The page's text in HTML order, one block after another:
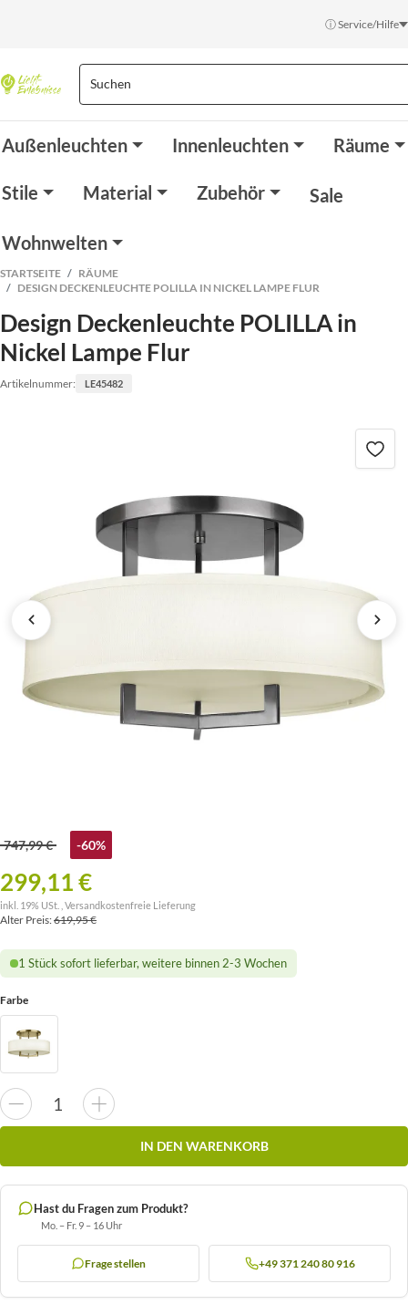
ⓘ Service/Hilfe
Außenleuchten Innenleuchten Räume
Stile Material Zubehör Sale
Wohnwelten
STARTSEITE
RÄUME
DESIGN DECKENLEUCHTE POLILLA IN NICKEL LAMPE FLUR
Design Deckenleuchte POLILLA in
Nickel Lampe Flur
Artikelnummer: LE45482
747,99 € -60%
299,11 €
inkl. 19% USt. , Versandkostenfreie Lieferung
Alter Preis:619,95 €
1 Stück sofort lieferbar, weitere binnen 2-3 Wochen
Farbe
IN DEN WARENKORB
Hast du Fragen zum Produkt?
Mo. – Fr. 9 – 16 Uhr
Frage stellen +49 371 240 80 916